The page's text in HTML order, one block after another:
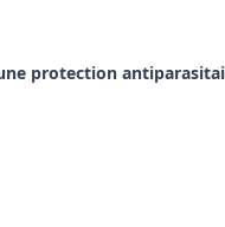
protection